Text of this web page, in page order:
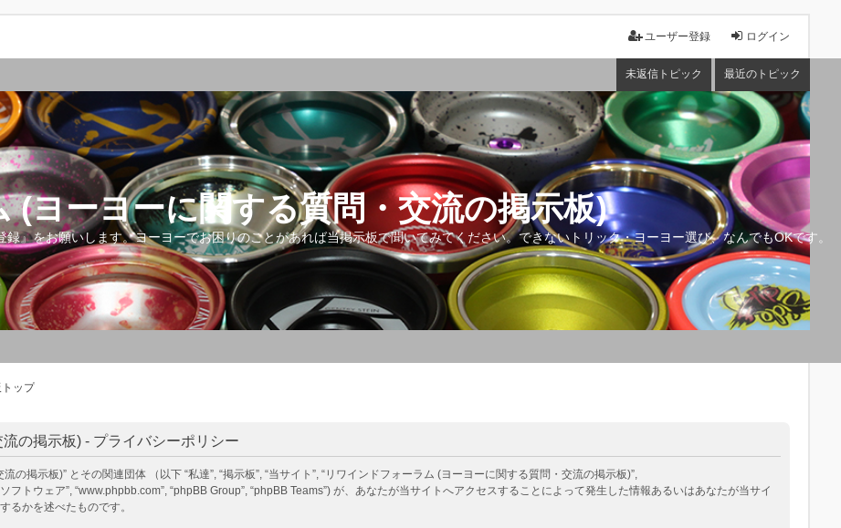
ログイン
ユーザー登録
未返信トピック 最近のトピック
(ヨーヨーに関する質問・交流の掲示板)
』をお願いします。ヨーヨーでお困りのことがあれば当掲示板で聞いてみてください。できないトリック・ヨーヨー選び、なんでもOKです。
ップ
の掲示板) - プライバシーポリシー
掲示板)” とその関連団体 （以下 “私達”, “掲示板”, “当サイト”, “リワインドフォーラム (ヨーヨーに関する質問・交流の掲示板)”,
トウェア”, “www.phpbb.com”, “phpBB Group”, “phpBB Teams”) が、あなたが当サイトへアクセスすることによって発生した情報あるいはあなたが当サイ
るかを述べたものです。